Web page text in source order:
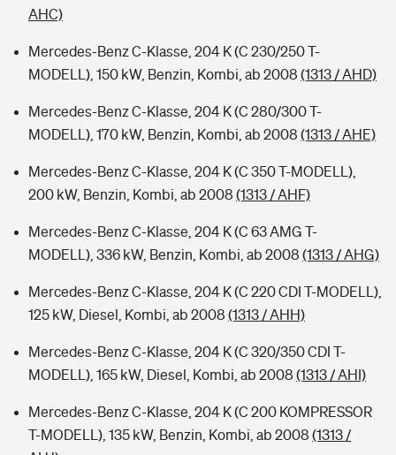
AHC)
Mercedes-Benz C-Klasse, 204 K (C 230/250 T-
MODELL), 150 kW, Benzin, Kombi, ab 2008 (1313 / AHD)
Mercedes-Benz C-Klasse, 204 K (C 280/300 T-
MODELL), 170 kW, Benzin, Kombi, ab 2008 (1313 / AHE)
Mercedes-Benz C-Klasse, 204 K (C 350 T-MODELL),
200 kW, Benzin, Kombi, ab 2008 (1313 / AHF)
Mercedes-Benz C-Klasse, 204 K (C 63 AMG T-
MODELL), 336 kW, Benzin, Kombi, ab 2008 (1313 / AHG)
Mercedes-Benz C-Klasse, 204 K (C 220 CDI T-MODELL),
125 kW, Diesel, Kombi, ab 2008 (1313 / AHH)
Mercedes-Benz C-Klasse, 204 K (C 320/350 CDI T-
MODELL), 165 kW, Diesel, Kombi, ab 2008 (1313 / AHI)
Mercedes-Benz C-Klasse, 204 K (C 200 KOMPRESSOR
T-MODELL), 135 kW, Benzin, Kombi, ab 2008 (1313 /